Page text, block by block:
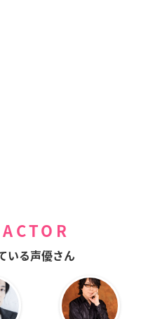
いる声優さん